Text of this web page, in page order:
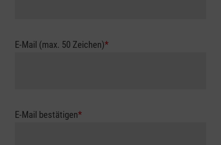
E-Mail (max. 50 Zeichen)*
E-Mail bestätigen*